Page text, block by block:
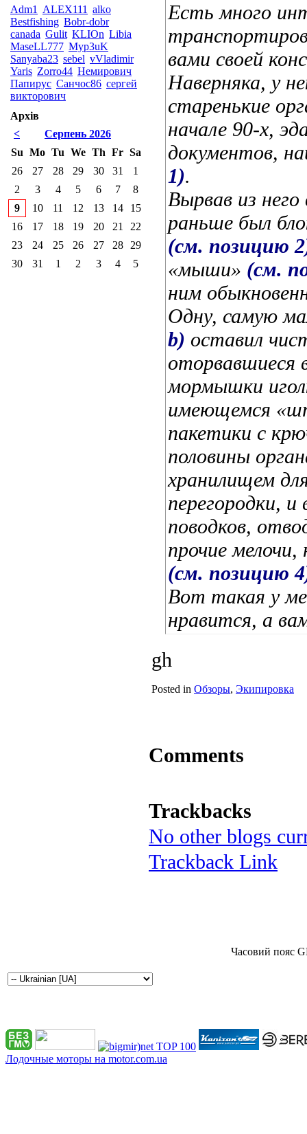
Есть много
вами своей
Наверняка, у
старенькие
начале 90-х,
документов,
1).
Вырвав из
раньше был
(см. позицию
«мыши» (см.
ним
Одну, самую
b) оставил
оторвавшиеся
мормышки
имеющемся
пакетики с
половины
хранилищем
перегородки, и
поводков,
прочие
(см. позицию
Вот такая у
нравится, а
gh
Posted in Обзоры, Экипировка
Comments
Trackbacks
No other blogs
Trackback Link
Adm1
ALEX111 alko
Bestfishing Bobr-dobr
canada Gulit KLIOn Libia
MaseLL777 Myp3uK
Sanyaba23 sebel vVladimir
Yaris Zorro44 Немирович
Папирус Санчос86 сергей
викторович
Архів
<
Серпень 2026
Su Mo Tu We Th Fr Sa
26
27 28 29 30 31
1
2
3 4 5 6 7
8
9
10 11 12 13 14
15
16
17 18 19 20 21
22
23
24 25 26 27 28
29
30
31 1 2 3 4 5
Часовий пояс
Лодочные моторы на motor.com.ua